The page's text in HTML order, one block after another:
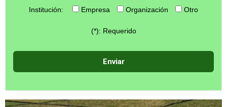
Institución: Empresa Organización Otro
(*): Requerido